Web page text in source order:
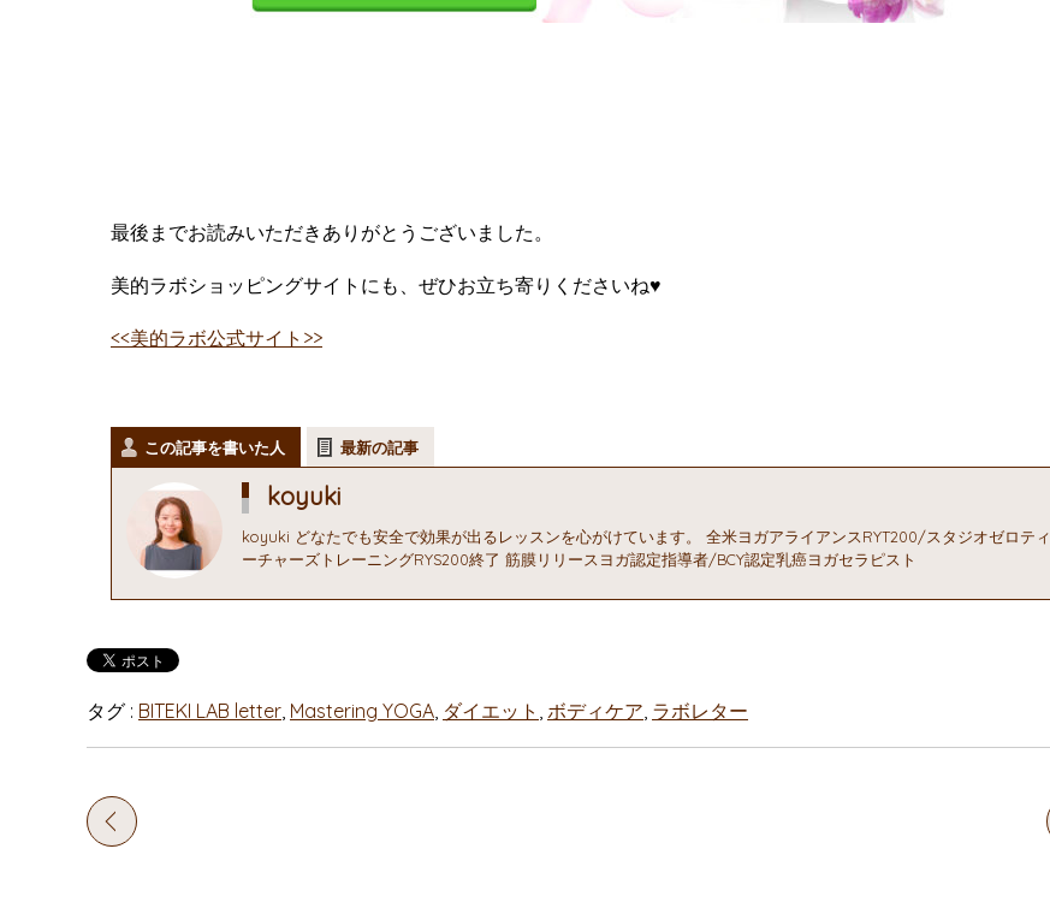
最後までお読みいただきありがとうございました。
美的ラボショッピングサイトにも、ぜひお立ち寄りくださいね♥
<<美的ラボ公式サイト>>
この記事を書いた人 最新の記事
koyuki
koyuki どなたでも安全で効果が出るレッスンを心がけています。 全米ヨガアライアンスRYT200/スタジオゼロティ
ーチャーズトレーニングRYS200終了 筋膜リリースヨガ認定指導者/BCY認定乳癌ヨガセラピスト
タグ : BITEKI LAB letter, Mastering YOGA, ダイエット , ボディケア, ラボレター